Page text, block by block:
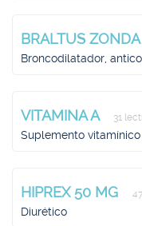
BRALTUS ZONDA
Broncodilatador,
VITAMINA A 31
Suplemento vitamínico
HIPREX 50 MG
Diurético